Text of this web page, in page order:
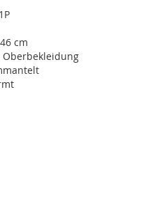
cm
Oberbekleidung